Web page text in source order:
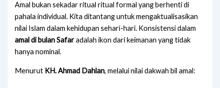
Amal bukan sekadar ritual ritual formal yang berhenti di
pahala individual. Kita ditantang untuk mengaktualisasikan
nilai Islam dalam kehidupan sehari-hari. Konsistensi dalam
amal di bulan Safaradalah ikon dari keimanan yang tidak
hanya nominal.
Menurut KH. Ahmad Dahlan, melalui nilai dakwah bil amal: